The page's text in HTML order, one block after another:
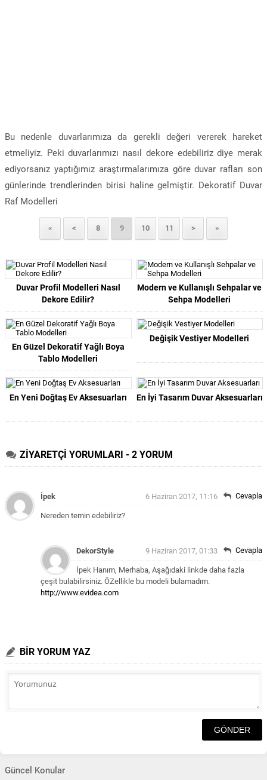
Bu nedenle duvarlarımıza da gerekli değeri vererek hareket
etmeliyiz. Peki duvarlarımızı nasıl dekore edebiliriz diye merak
ediyorsanız yaptığımız araştırmalarımıza göre duvar rafları son
günlerinde trendlerinden birisi haline gelmiştir. Dekoratif Duvar
Raf Modelleri
« < 8 9 10 11 > »
Duvar Profil Modelleri Nasıl
Dekore Edilir?
Modern ve Kullanışlı Sehpalar ve
Sehpa Modelleri
En Güzel Dekoratif Yağlı Boya
Tablo Modelleri
Değişik Vestiyer Modelleri
En Yeni Doğtaş Ev Aksesuarları En İyi Tasarım Duvar Aksesuarları
ZİYARETÇİ YORUMLARI - 2 YORUM
İpek 6 Haziran 2017, 11:16
Nereden temin edebiliriz?
Cevapla
DekorStyle 9 Haziran 2017, 01:33
İpek Hanım, Merhaba, Aşağıdaki linkde daha fazla
çeşit bulabilirsiniz. ÖZellikle bu modeli bulamadım.
http://www.evidea.com
Cevapla
BİR YORUM YAZ
Güncel Konular